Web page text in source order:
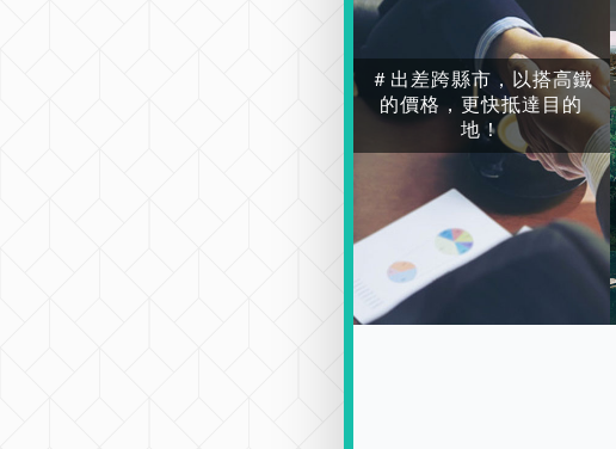
＃出差跨縣市，以搭高鐵
的價格，更快抵達目的
地！